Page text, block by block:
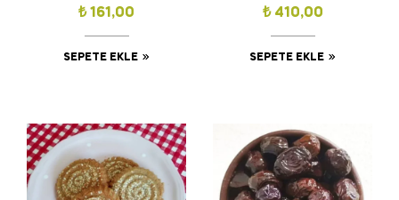
₺161,00
SEPETE EKLE
₺410,00
SEPETE EKLE